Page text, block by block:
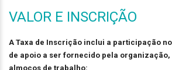
VALOR E INSCRIÇÃO
A Taxa de Inscrição inclui a participação
de apoio a ser fornecido pela
almoços de trabalho: